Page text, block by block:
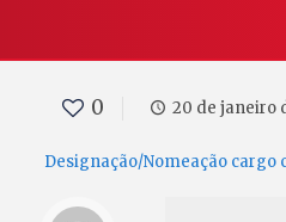
0 20 de janeiro
Designação/Nomeação cargo